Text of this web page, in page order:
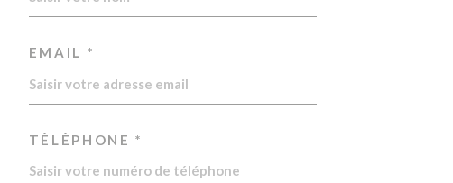
EMAIL *
TÉLÉPHONE *